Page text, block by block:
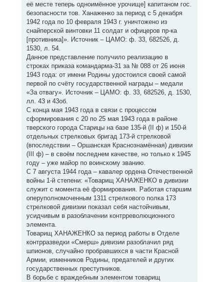
её месте теперь одноимённое урочище] капитаном гос.
безопасности тов. Ханаженко за период с 5 декабря
1942 года по 10 февраля 1943 г. уничтожено из
снайперской винтовки 11 солдат и офицеров пр-ка
[противника]». Источник – ЦАМО: ф. 33, 682526, д.
1530, л. 54.
Данное представление получило реализацию в
строках приказа командарма-31 за № 088 от 26 июня
1943 года: от имени Родины удостоился своей самой
первой по счёту государственной награды – медали
«За отвагу». Источник – ЦАМО: ф. 33, 682526, д. 1530,
лл. 43 и 43об.
С конца мая 1943 года в связи с процессом
сформирования с 20 по 25 мая 1943 года в районе
тверского города Старицы на базе 135-й (II ф) и 150-й
отдельных стрелковых бригад 173-й стрелковой
(впоследствии – Оршанская Краснознамённая) дивизии
(III ф) – в своём последнем качестве, но только к 1945
году – уже майор по воинскому званию.
С 7 августа 1944 года – кавалер ордена Отечественной
войны 1-й степени: «Товарищ ХАНАЖЕНКО в дивизии
служит с момента её формирования. Работая старшим
оперуполномоченным 1311 стрелкового полка 173
стрелковой дивизии показал себя настойчивым,
усидчивым в разоблачении контрреволюционного
элемента.
Товарищ ХАНАЖЕНКО за период работы в Отделе
контрразведки «Смерш» дивизии разоблачил ряд
шпионов, случайно пробравшихся в части Красной
Армии, изменников Родины, предателей и других
государственных преступников.
В борьбе с враждебным элементом товарищ